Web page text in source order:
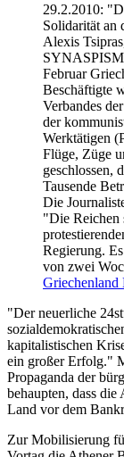
29.2.2010:
Solidarität an
Alexis
Februar
Beschäftigte
Verbandes
der
Werktätigen
Flüge, Züge
geschlossen,
Tausende
Die
"Die Reichen
Regierung.
von zwei
"Der neuerliche
kapitalistischen
ein großer Erfolg."
Propaganda der
behaupten, dass
Land vor dem
Zur Mobilisierung